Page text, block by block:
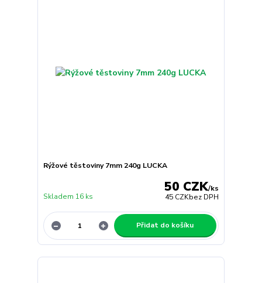
Rýžové těstoviny 7mm 240g LUCKA
50 CZK/ks
45 CZKbez DPH
Skladem 16 ks
Přidat do košíku